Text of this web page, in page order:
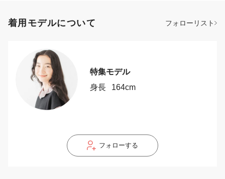
着用モデルについて フォローリスト
特集モデル
身長
164cm
フォローする